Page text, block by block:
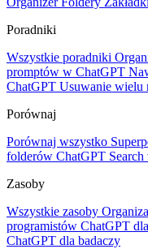
Poradniki
Wszystkie poradniki
promptów w ChatGPT
ChatGPT Usuwanie wielu
Porównaj
Porównaj wszystko
folderów ChatGPT
Zasoby
Wszystkie zasoby
programistów ChatGPT
ChatGPT dla badaczy